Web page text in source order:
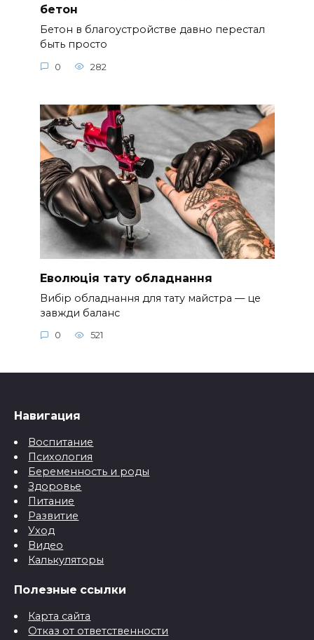
бетон
Бетон в благоустройстве давно перестал
быть просто
0 282
Еволюція тату обладнання
Вибір обладнання для тату майстра — це
завжди баланс
0 521
Навигация
Воспитание
Психология
Беременность и роды
Здоровье
Питание
Развитие
Уход
Видео
Калькуляторы
Полезные ссылки
Карта сайта
Отказ от ответственности